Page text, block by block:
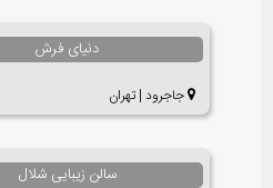
دنیای فرش
جاجرود | تهران
سالن زیبایی شلال